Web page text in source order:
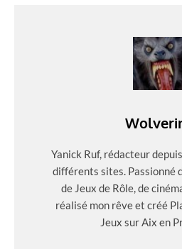
Yanick Ruf, rédacteur
différents sites. Passionné
de Jeux de Rôle, de
réalisé mon rêve et créé
Jeux sur Aix en